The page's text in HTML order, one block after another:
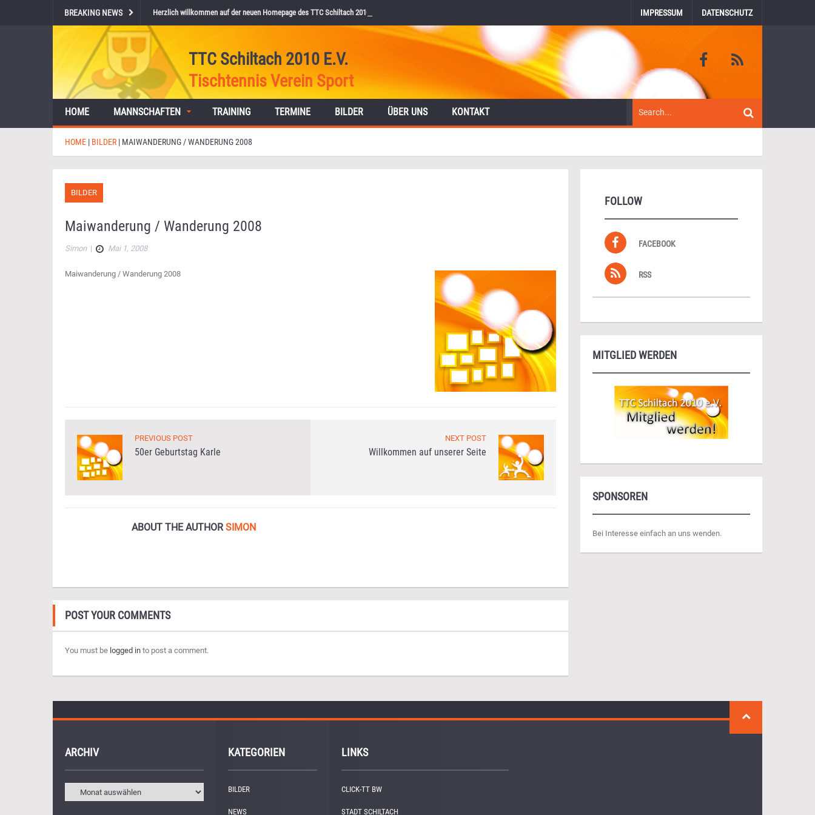
BREAKING NEWS Herzlich willkommen auf der neuen Homepage des TTC Schiltach 2010 e.V. IMPRESSUM DATENSCHUTZ
TTC Schiltach 2010 E.V.
Tischtennis Verein Sport
HOME MANNSCHAFTEN TRAINING TERMINE BILDER ÜBER UNS KONTAKT
HOME | BILDER | MAIWANDERUNG / WANDERUNG 2008
BILDER
Maiwanderung / Wanderung 2008
Simon| Mai 1, 2008
Maiwanderung / Wanderung 2008
PREVIOUS POST
50er Geburtstag Karle
NEXT POST
Willkommen auf unserer Seite
ABOUT THE AUTHORSIMON
POST YOUR COMMENTS
You must be logged in to post a comment.
FOLLOW
FACEBOOK
RSS
MITGLIED WERDEN
SPONSOREN
Bei Interesse einfach an uns wenden.
ARCHIV KATEGORIEN
BILDER
NEWS
LINKS
CLICK-TT BW
STADT SCHILTACH